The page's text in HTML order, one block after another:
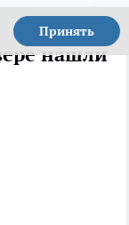
Принять
нашли